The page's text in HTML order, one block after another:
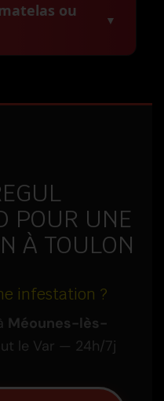
ou
▼
POUR UNE
À TOULON
infestation ?
Méounes-lès-
le Var — 24h/7j